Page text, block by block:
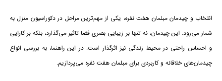
انتخاب و چیدمان مبلمان هفت نفره، یکی از مهم‌ترین مراحل در دکوراسیون منزل به
شمار می‌رود. این چیدمان، نه تنها بر زیبایی بصری فضا تاثیر می‌گذارد، بلکه بر کارایی
و احساس راحتی در محیط زندگی نیز اثرگذار است. در این راهنما، به بررسی انواع
چیدمان‌های خلاقانه و کاربردی برای مبلمان هفت نفره می‌پردازیم.